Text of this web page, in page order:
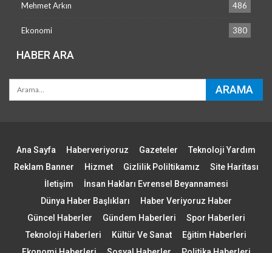
Mehmet Arkın 486
Ekonomi 380
HABER ARA
Ana Sayfa Haberveriyoruz Gazeteler
Teknoloji Yardım
Reklam Banner
Hizmet Gizlilik Poliltikamız
Site Haritası
İletişim
İnsan Hakları Evrensel Beyannamesi
Dünya Haber Başlıkları
Haber Veriyoruz Haber
Güncel Haberler
Gündem Haberleri
Spor Haberleri
Teknoloji Haberleri
Kültür Ve Sanat
Eğitim Haberleri